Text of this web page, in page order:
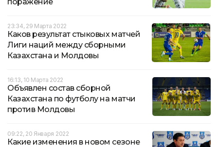
23:34, 29 Марта 2022
Каков результат стыковых матчей
Лиги наций между сборными
Казахстана и Молдовы
16:13, 10 Марта 2022
Объявлен состав сборной
Казахстана по футболу на матчи
против Молдовы
09:22, 20 Января 2022
Какие изменения в новом сезоне